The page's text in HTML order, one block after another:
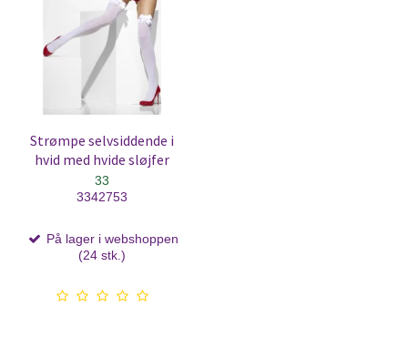
Strømpe selvsiddende i
hvid med hvide sløjfer
33
3342753
På lager i webshoppen
(24 stk.)